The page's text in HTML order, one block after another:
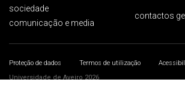
sociedade
comunicação e media
contactos
Proteção de dados Termos de utilização
Universidade de Aveiro 2026